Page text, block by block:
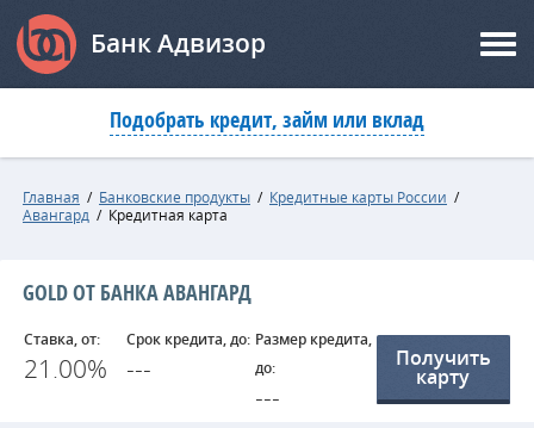
Банк Адвизор
Подобрать кредит, займ или вклад
Главная / Банковские продукты / Кредитные карты России /
Авангард / Кредитная карта
GOLD ОТ БАНКА АВАНГАРД
Ставка, от:
21.00%
Срок кредита, до:
---
Размер кредита,
до:
---
Получить
карту